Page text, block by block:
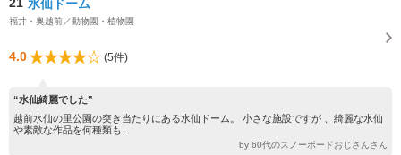
水仙ドーム
福井・奥越前／動物園・植物園
4.0 (5件)
“水仙綺麗でした”
越前水仙の里公園の突き当たりにある水仙ドーム。 小さな施設ですが 、綺麗な水仙
や素敵な作品を何種類も...
by 60代のスノーボードおじさんさん